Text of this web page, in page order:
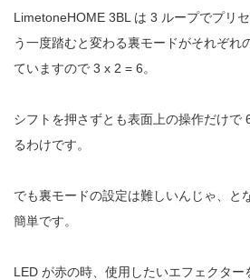
LimetoneHOME 3BL は 3 ループでプリ
う一度踏むと変わる裏モードがそれぞれ
ていますので 3 x 2 = 6。
シフトを押さずとも表面上の操作だけで
るわけです。
でも裏モードの設定は難しいんじゃ、と
簡単です。
LED が赤の時、使用したいエフェクター